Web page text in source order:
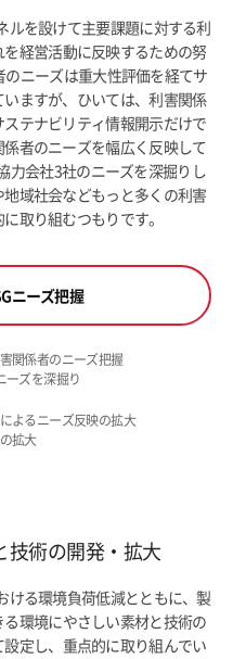
ルを設けて主要課題に対する利
経営活動に反映するための努
のニーズは重大性評価を経てサ
ますが、ひいては、利害関係
テナビリティ情報開示だけで
者のニーズを幅広く反映して
力会社3社のニーズを深掘りし
域社会などもっと多くの利害
取り組むつもりです。
ニーズ把握
関係者のニーズ把握
ーズを深掘り
よるニーズ反映の拡大
拡大
技術の開発・拡大
ける環境負荷低減とともに、製
環境にやさしい素材と技術の
定し、重点的に取り組んでい